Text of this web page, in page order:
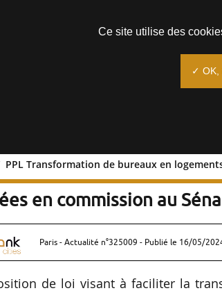
PPL Transformation de bureaux en
de bureaux
en commission au
Paris - Actualité n°325009 - Publié le 16/05/
de loi visant à faciliter la
Ce site utilise des
✓ OK,